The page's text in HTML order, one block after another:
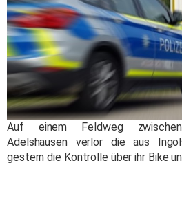
Auf einem Feldweg
Adelshausen verlor die aus
gestern die Kontrolle über ihr Bike